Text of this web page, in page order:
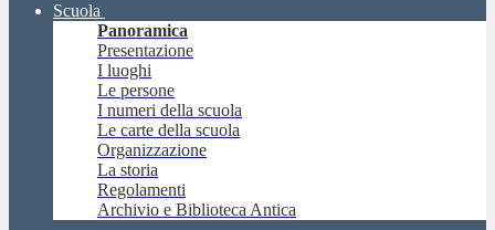
Scuola
Panoramica
Presentazione
I luoghi
Le persone
I numeri della scuola
Le carte della scuola
Organizzazione
La storia
Regolamenti
Archivio e Biblioteca Antica